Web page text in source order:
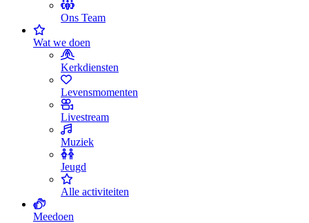
Ons Team
Wat we doen
Kerkdiensten
Levensmomenten
Livestream
Muziek
Jeugd
Alle activiteiten
Meedoen